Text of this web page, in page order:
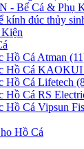
- Bể Cá & Phụ
kính đúc thủy
Hồ Cá Atman
Hồ Cá KAOKUI
Hồ Cá Lifetech
Hồ Cá RS
Hồ Cá Vipsun
Hồ Cá